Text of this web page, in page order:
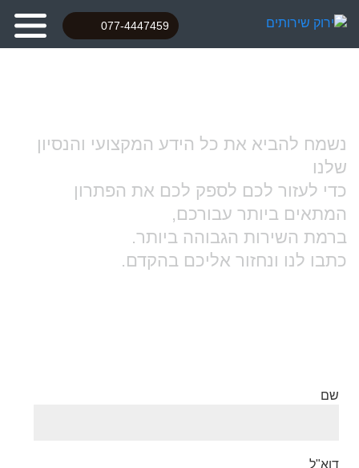
077-4447459
נשמח להביא את כל הידע המקצועי והנסיון
שלנו
כדי לעזור לכם לספק לכם את הפתרון
המתאים ביותר עבורכם,
ברמת השירות הגבוהה ביותר.
כתבו לנו ונחזור אליכם בהקדם.
שם
דוא"ל